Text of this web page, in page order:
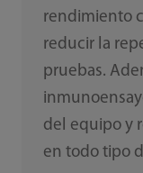
rendimiento
reducir la
pruebas.
del equipo y
en todo tipo